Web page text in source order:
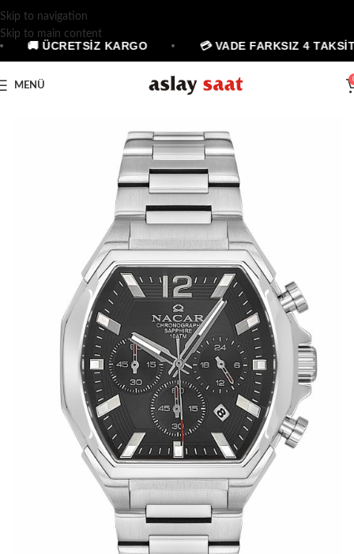
Skip to navigation
Skip to main content
🚚 ÜCRETSİZ KARGO 💳 VADE FARKSIZ 4 TAKSİT
MENÜ